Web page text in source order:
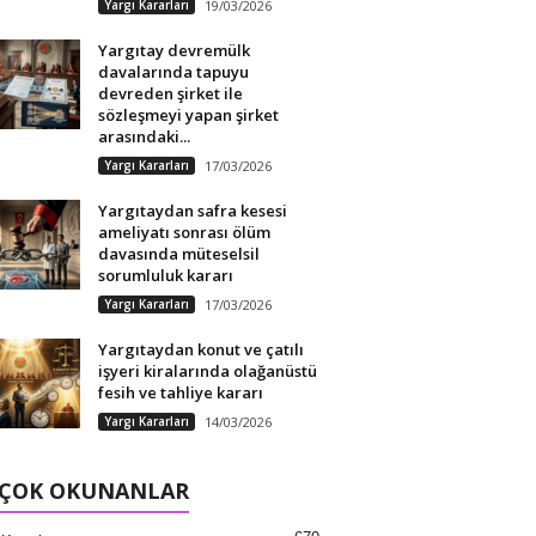
Yargı Kararları 19/03/2026
Yargıtay devremülk
davalarında tapuyu
devreden şirket ile
sözleşmeyi yapan şirket
arasındaki...
Yargı Kararları 17/03/2026
Yargıtaydan safra kesesi
ameliyatı sonrası ölüm
davasında müteselsil
sorumluluk kararı
Yargı Kararları 17/03/2026
Yargıtaydan konut ve çatılı
işyeri kiralarında olağanüstü
fesih ve tahliye kararı
Yargı Kararları 14/03/2026
OKUNANLAR